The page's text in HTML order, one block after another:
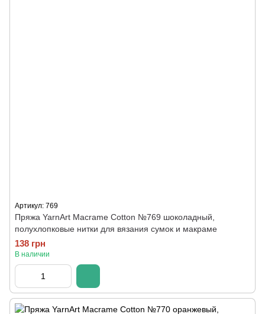
Артикул: 769
Пряжа YarnArt Macrame Cotton №769 шоколадный,
полухлопковые нитки для вязания сумок и макраме
138 грн
В наличии